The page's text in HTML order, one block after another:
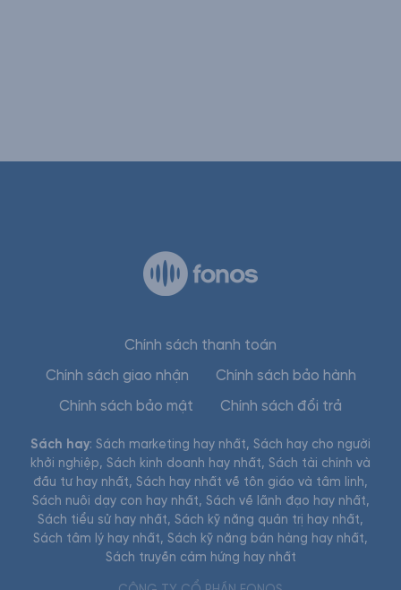
Chính sách thanh toán
Chính sách giao nhận
Chính sách bảo hành
Chính sách bảo mật
Chính sách đổi trả
Sách hay: Sách marketing hay nhất, Sách hay cho người
khởi nghiệp, Sách kinh doanh hay nhất, Sách tài chính và
đầu tư hay nhất, Sách hay nhất về tôn giáo và tâm linh,
Sách nuôi dạy con hay nhất, Sách về lãnh đạo hay nhất,
Sách tiểu sử hay nhất, Sách kỹ năng quản trị hay nhất,
Sách tâm lý hay nhất, Sách kỹ năng bán hàng hay nhất,
Sách truyền cảm hứng hay nhất